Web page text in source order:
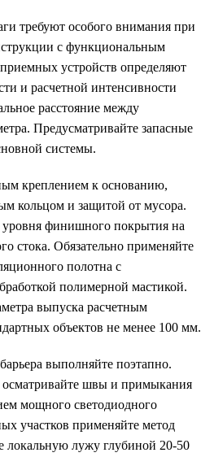
требуют особого внимания при
с функциональным
устройств определяют
и расчетной интенсивности
расстояние между
Предусматривайте запасные
системы.
креплением к основанию,
кольцом и защитой от мусора.
уровня финишного покрытия на
стока. Обязательно применяйте
полотна с
полимерной мастикой.
выпуска расчетным
объектов не менее 100 мм.
выполняйте поэтапно.
швы и примыкания
мощного светодиодного
участков применяйте метод
локальную лужу глубиной 20-50